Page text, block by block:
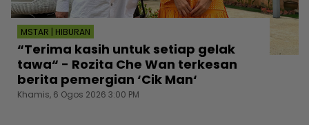
MSTAR | HIBURAN
“Terima kasih untuk setiap gelak
tawa“ - Rozita Che Wan terkesan
berita pemergian ‘Cik Man‘
Khamis, 6 Ogos 2026 3:00 PM